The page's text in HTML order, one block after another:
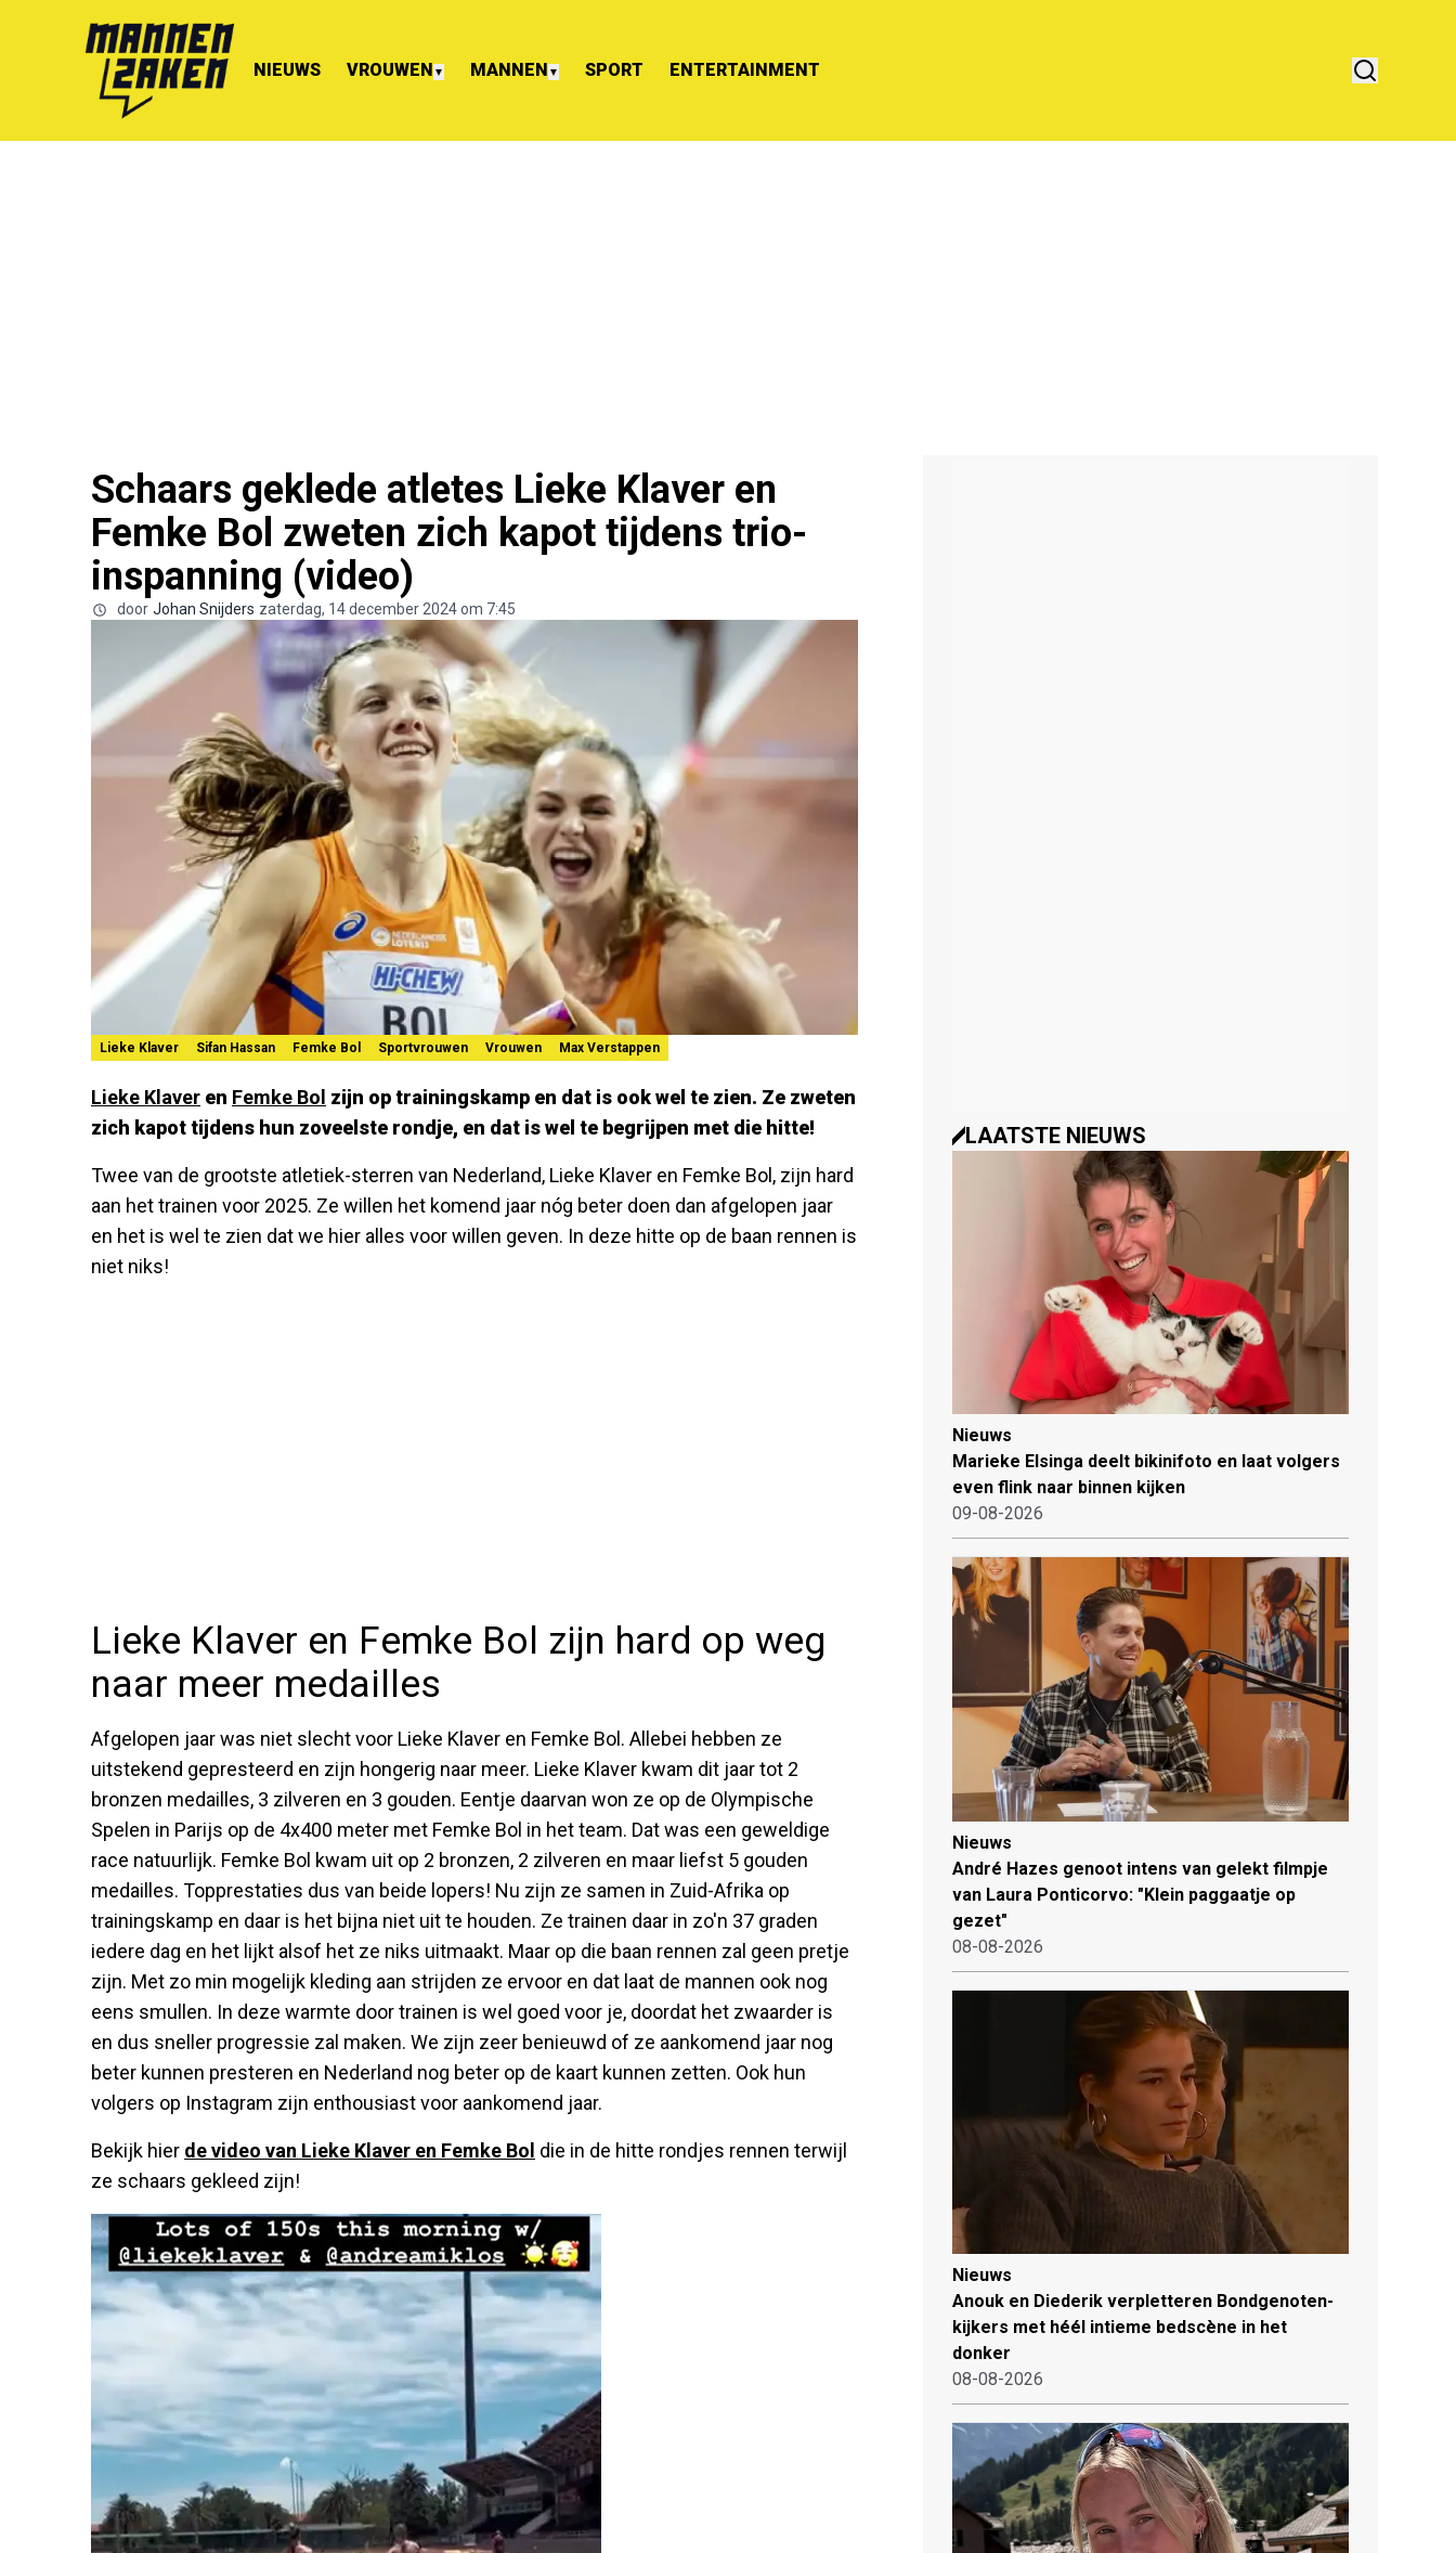
NIEUWS VROUWEN ▼ MANNEN ▼ SPORT ENTERTAINMENT
Schaars geklede atletes Lieke Klaver en
Femke Bol zweten zich kapot tijdens trio-
inspanning (video)
door Johan Snijders zaterdag, 14 december 2024 om 7:45
Lieke Klaver Sifan Hassan Femke Bol Sportvrouwen Vrouwen Max Verstappen
Lieke Klaver en Femke Bol zijn op trainingskamp en dat is ook wel te zien. Ze zweten
zich kapot tijdens hun zoveelste rondje, en dat is wel te begrijpen met die hitte!
Twee van de grootste atletiek-sterren van Nederland, Lieke Klaver en Femke Bol, zijn hard
aan het trainen voor 2025. Ze willen het komend jaar nóg beter doen dan afgelopen jaar
en het is wel te zien dat we hier alles voor willen geven. In deze hitte op de baan rennen is
niet niks!
Lieke Klaver en Femke Bol zijn hard op weg
naar meer medailles
Afgelopen jaar was niet slecht voor Lieke Klaver en Femke Bol. Allebei hebben ze
uitstekend gepresteerd en zijn hongerig naar meer. Lieke Klaver kwam dit jaar tot 2
bronzen medailles, 3 zilveren en 3 gouden. Eentje daarvan won ze op de Olympische
Spelen in Parijs op de 4x400 meter met Femke Bol in het team. Dat was een geweldige
race natuurlijk. Femke Bol kwam uit op 2 bronzen, 2 zilveren en maar liefst 5 gouden
medailles. Topprestaties dus van beide lopers! Nu zijn ze samen in Zuid-Afrika op
trainingskamp en daar is het bijna niet uit te houden. Ze trainen daar in zo'n 37 graden
iedere dag en het lijkt alsof het ze niks uitmaakt. Maar op die baan rennen zal geen pretje
zijn. Met zo min mogelijk kleding aan strijden ze ervoor en dat laat de mannen ook nog
eens smullen. In deze warmte door trainen is wel goed voor je, doordat het zwaarder is
en dus sneller progressie zal maken. We zijn zeer benieuwd of ze aankomend jaar nog
beter kunnen presteren en Nederland nog beter op de kaart kunnen zetten. Ook hun
volgers op Instagram zijn enthousiast voor aankomend jaar.
Bekijk hier de video van Lieke Klaver en Femke Bol die in de hitte rondjes rennen terwijl
ze schaars gekleed zijn!
LAATSTE NIEUWS
Nieuws
Marieke Elsinga deelt bikinifoto en laat volgers
even flink naar binnen kijken
09-08-2026
Nieuws
André Hazes genoot intens van gelekt filmpje
van Laura Ponticorvo: "Klein paggaatje op
gezet"
08-08-2026
Nieuws
Anouk en Diederik verpletteren Bondgenoten-
kijkers met héél intieme bedscène in het
donker
08-08-2026